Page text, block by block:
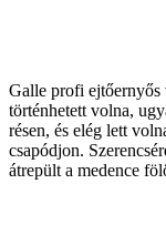
Galle profi ejtőernyős
történhetett volna,
résen, és elég lett
csapódjon.
átrepült a medence